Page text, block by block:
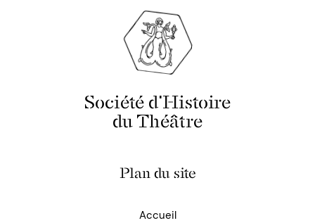
Société d'Histoire
du Théâtre
Plan du site
Accueil